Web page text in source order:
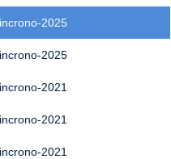
2025
2025
2021
2021
2021